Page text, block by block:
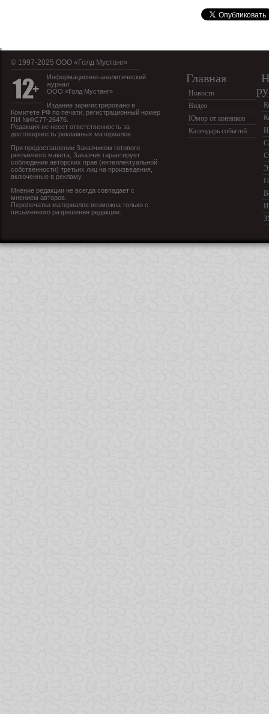
© 1997-2025 OOO «Голд Мустанг»
Информационно-аналитический
журнал
ООО «Голд Мустанг»
Издание зарегистрировано в
Комитете РФ по печати, регистрационный номер
ПИ №ФС77-26476.
Редакция не несет ответственность за
достоверность рекламных материалов.
При предоставлении Заказчиком готового
рекламного макета, Заказчик гарантирует
соблюдение авторских прав (интеллектуальной
собственности) третьих лиц на произведения,
включенные в рекламу.
Мнение редакции не всегда совпадает с
мнением авторов.
Перепечатка материалов возможна только с
письменного разрешения редакции.
Главная
Новости
Видео
Юмор от конников
Календарь событий